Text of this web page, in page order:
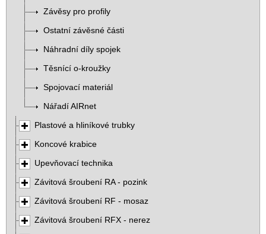
Závěsy pro profily
Ostatní závěsné části
Náhradní díly spojek
Těsnící o-kroužky
Spojovací materiál
Nářadí AIRnet
Plastové a hliníkové trubky
Koncové krabice
Upevňovací technika
Závitová šroubení RA - pozink
Závitová šroubení RF - mosaz
Závitová šroubení RFX - nerez